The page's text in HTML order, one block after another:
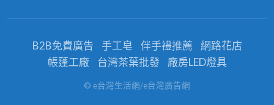
B2B免費廣告 手工皂 伴手禮推薦
網路花店
帳蓬工廠
台灣茶葉批發 廠房LED燈具
© e台灣生活網/e台灣廣告網